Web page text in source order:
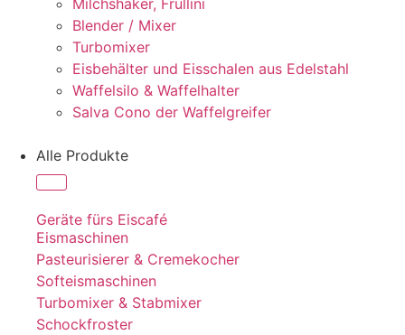
Milchshaker, Frullini
Blender / Mixer
Turbomixer
Eisbehälter und Eisschalen aus Edelstahl
Waffelsilo & Waffelhalter
Salva Cono der Waffelgreifer
Alle Produkte
Geräte fürs Eiscafé
Eismaschinen
Pasteurisierer & Cremekocher
Softeismaschinen
Turbomixer & Stabmixer
Schockfroster